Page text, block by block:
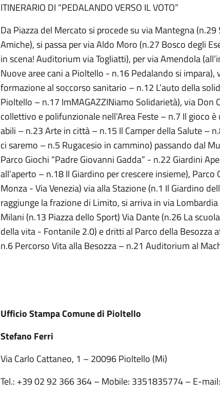
ITINERARIO DI “PEDALANDO VERSO IL VOTO”
Da Piazza del Mercato si procede su via Mantegna
Amiche), si passa per via Aldo Moro (n.27 Bosco degli
in scena! Auditorium via Togliatti), per via Amendola
Nuove aree cani a Pioltello - n.16 Pedalando si
formazione al soccorso sanitario – n.12 L’auto della
Pioltello – n.17 ImMAGAZZINiamo Solidarietà), via Don
collettivo e polifunzionale nell’Area Feste – n.7 Il gioco
abili – n.23 Arte in città – n.15 Il Camper della Salute –
ci saremo – n.5 Rugacesio in cammino) passando dal
Parco Giochi “Padre Giovanni Gadda” - n.22 Giardini
all’aperto – n.18 Il Giardino per crescere insieme),
Monza - Via Venezia) via alla Stazione (n.1 Il Giardino
raggiunge la frazione di Limito, si arriva in via
Milani (n.13 Piazza dello Sport) Via Dante (n.26 La
della vita - Fontanile 2.0) e dritti al Parco della Besozza
n.6 Percorso Vita alla Besozza – n.21 Auditorium al
Ufficio Stampa Comune di Pioltello
Stefano Ferri
Via Carlo Cattaneo, 1 – 20096 Pioltello (Mi)
Tel.: +39 02 92 366 364 – Mobile: 3351835774 – E-mail: